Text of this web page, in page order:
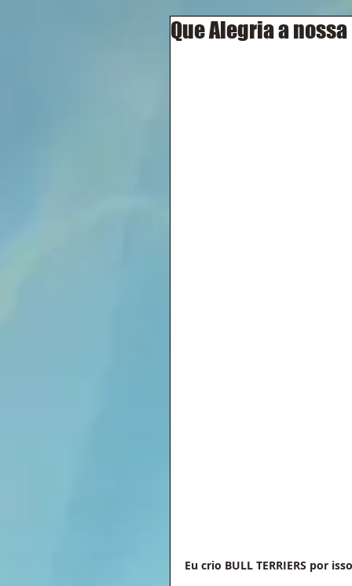
Que Alegria a
Eu crio BULL TERRIERS por